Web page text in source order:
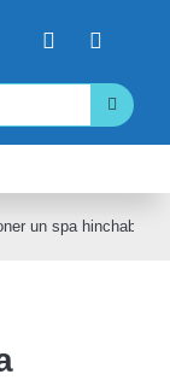
un spa hinchable